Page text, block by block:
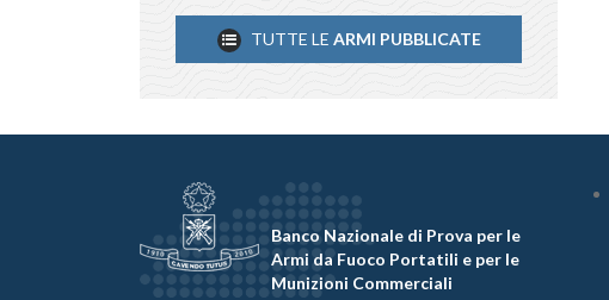
TUTTE LE ARMI PUBBLICATE
Banco Nazionale di Prova per le
Armi da Fuoco Portatili e per le
Munizioni Commerciali